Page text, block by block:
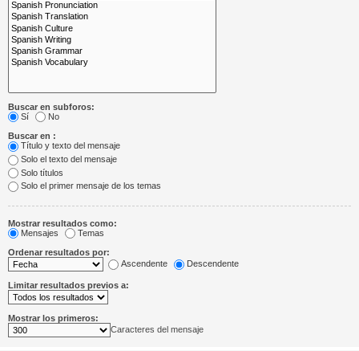
Buscar en subforos:
Sí
No
Buscar en :
Título y texto del mensaje
Solo el texto del mensaje
Solo títulos
Solo el primer mensaje de los temas
Mostrar resultados como:
Mensajes
Temas
Ordenar resultados por:
Ascendente
Descendente
Limitar resultados previos a:
Mostrar los primeros:
Caracteres del mensaje